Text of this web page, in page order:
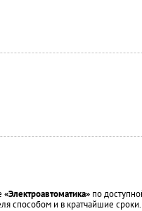
«Электроавтоматика» по
способом и в кратчайшие сроки.